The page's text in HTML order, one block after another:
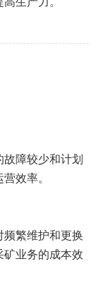
障较少和计划
效率。
繁维护和更换
业务的成本效